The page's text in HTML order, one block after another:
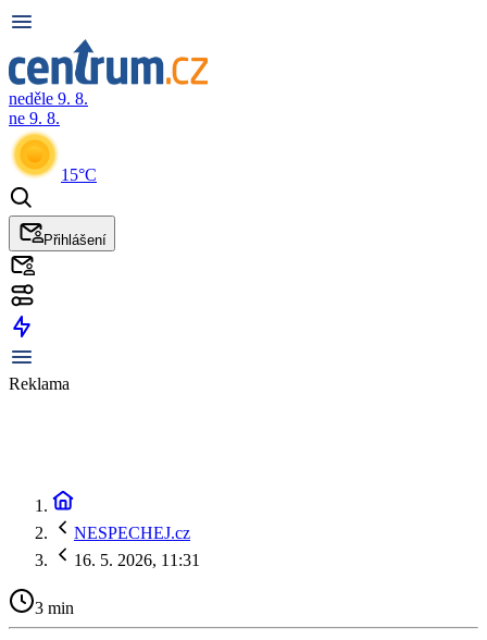
neděle 9. 8.
ne 9. 8.
15°C
Přihlášení
Reklama
NESPECHEJ.cz
16. 5. 2026, 11:31
3 min